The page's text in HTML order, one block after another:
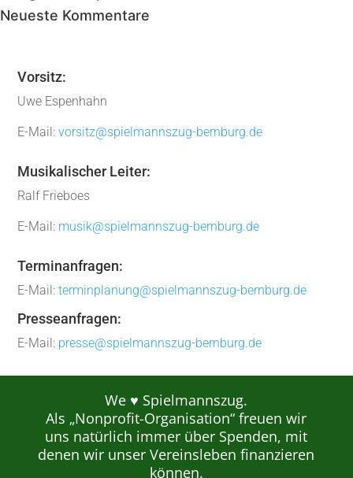
Neueste Kommentare
Vorsitz:
Uwe Espenhahn
E-Mail:vorsitz@spielmannszug-bernburg.de
Musikalischer Leiter:
Ralf Frieboes
E-Mail: musik@spielmannszug-bernburg.de
Terminanfragen:
E-Mail:terminplanung@spielmannszug-bernburg.de
Presseanfragen:
E-Mail: presse@spielmannszug-bernburg.de
We ♥ Spielmannszug.
Als „Nonprofit-Organisation“ freuen wir
uns natürlich immer über Spenden, mit
denen wir unser Vereinsleben finanzieren
können.